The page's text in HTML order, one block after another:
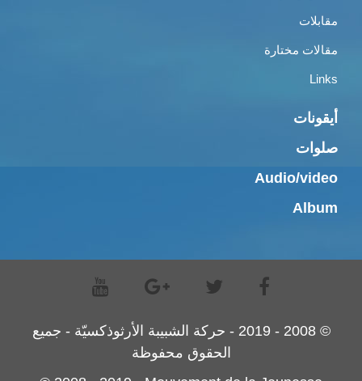
مقابلات
مقالات مختارة
Links
أيقونات
صلوات
Audio/video
Album
© 2008 - 2019 - حركة الشبيبة الأرثوذكسيّة - جميع
الحقوق محفوظة